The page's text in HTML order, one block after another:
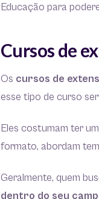
Educação para
Cursos de
Os cursos de
esse tipo de curso
Eles costumam ter
formato, abordam
Geralmente, quem
dentro do seu